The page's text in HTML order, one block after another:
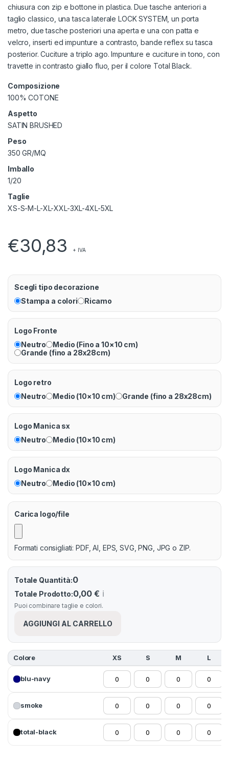
chiusura con zip e bottone in plastica. Due tasche anteriori a
taglio classico, una tasca laterale LOCK SYSTEM, un porta
metro, due tasche posteriori una aperta e una con patta e
velcro, inserti ed impunture a contrasto, bande reflex su tasca
posterior. Cuciture a triplo ago. Impunture e cuciture in tono, con
travette in contrasto giallo fluo, per il colore Total Black.
Composizione
100% COTONE
Aspetto
SATIN BRUSHED
Peso
350 GR/MQ
Imballo
1/20
Taglie
XS-S-M-L-XL-XXL-3XL-4XL-5XL
€30,83 + IVA
Scegli tipo decorazione
Stampa a colori
Ricamo
Logo Fronte
Neutro
Medio (Fino a 10×10 cm)
Grande (fino a 28x28cm)
Logo retro
Neutro
Medio (10×10 cm) Grande (fino a 28x28cm)
Logo Manica sx
Neutro
Medio (10×10 cm)
Logo Manica dx
Neutro
Medio (10×10 cm)
Carica logo/file
Formati consigliati: PDF, AI, EPS, SVG, PNG, JPG o ZIP.
Totale Quantità:0
Totale Prodotto:0,00 € ℹ️
Puoi combinare taglie e colori.
AGGIUNGI AL CARRELLO
Colore XS S M L
blu-navy
smoke
total-black